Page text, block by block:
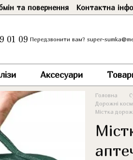
та повернення Контактна
01 09 Передзвонити вам? super-
Аксесуари
Головна
Дорожні
Містка